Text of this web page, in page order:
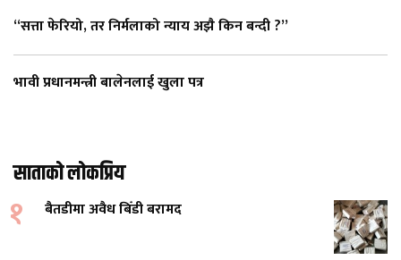
“सत्ता फेरियो, तर निर्मलाको न्याय अझै किन बन्दी ?”
भावी प्रधानमन्त्री बालेनलाई खुला पत्र
साताको लोकप्रिय
१ बैतडीमा अवैध बिँडी बरामद